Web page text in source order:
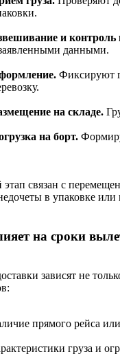
и контроль
данными.
Фиксируют
на складе.
на борт.
связан с
в упаковке или
на сроки
зависят не
прямого рейса
груза и